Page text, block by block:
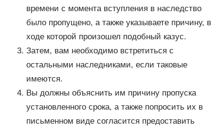
времени с момента вступления в наследство
было пропущено, а также указываете причину, в
ходе которой произошел подобный казус.
Затем, вам необходимо встретиться с
остальными наследниками, если таковые
имеются.
Вы должны объяснить им причину пропуска
установленного срока, а также попросить их в
письменном виде согласится предоставить